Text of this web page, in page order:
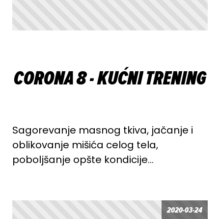
CORONA 8 - KUĆNI TRENING
Sagorevanje masnog tkiva, jačanje i
oblikovanje mišića celog tela,
poboljšanje opšte kondicije…
2020-03-24